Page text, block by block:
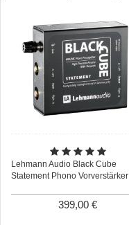
Lehmann Audio Black Cube
Statement Phono Vorverstärker
399,00 €